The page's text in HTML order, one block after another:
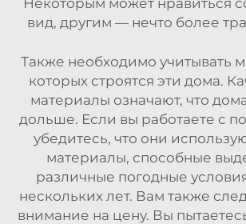
вид, другим — нечто более
Также необходимо учитывать
которых строятся эти дома.
материалы означают, что
дольше. Если вы работаете с
убедитесь, что они
материалы, способные
различные погодные
нескольких лет. Вам также
внимание на цену. Вы